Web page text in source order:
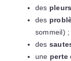
des pleurs
des
sommeil) ;
des
une perte